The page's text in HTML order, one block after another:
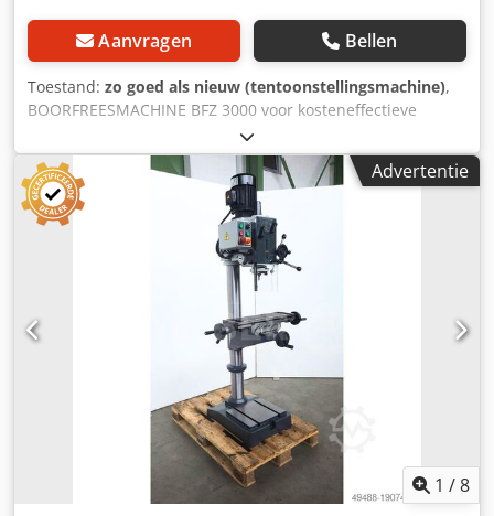
Aanvragen Bellen
Toestand: zo goed als nieuw (tentoonstellingsmachine),
BOORFREESMACHINE BFZ 3000 voor kosteneffectieve
productie van profielen en lange onderdelen van staal,
roestvast staal en aluminium Dsdpfozlyr Iox Ahheck
Demonstratiemachine, bouwjaar 2018 Besturing: Siemens
SINUMERIK 808 D Advanced max. werkbereik x-as: 3.000
mm max. werkbereik y-as: 260 mm max. werkbereik z-as:
300 mm gereedschapopname: BT 30 toerental
hoofdspindel: 4000 omw/min bij i=2 (verschillende
overbrengingen mogelijk) aandrijfvermogen hoofdspindel:
7,5 kW koppel hoofdspindel: 48 Nm bij 40% duty cycle
snelvoeding: 40.000 mm/min boorcapaciteit in S355: 26
mm schroefdraad snijden in S355: M16 freescapaciteit in
S355 (40% duty cycle): 200 cm³/min
herhalingsnauwkeurigheid: +/- 0,05 werkstukhoogte: 850
mm benodigde ruimte (LxBxH): 6.000 x 1.600 x 2.400 mm
totaal gewicht: ca. 3.500 kg gereedschapswisselaar: 11-
voudig max. gereedschapsdiameter: 80 mm max.
gereedschapslengte: 160 mm max. gereedschapsgewicht:
Advertentie
1 /8